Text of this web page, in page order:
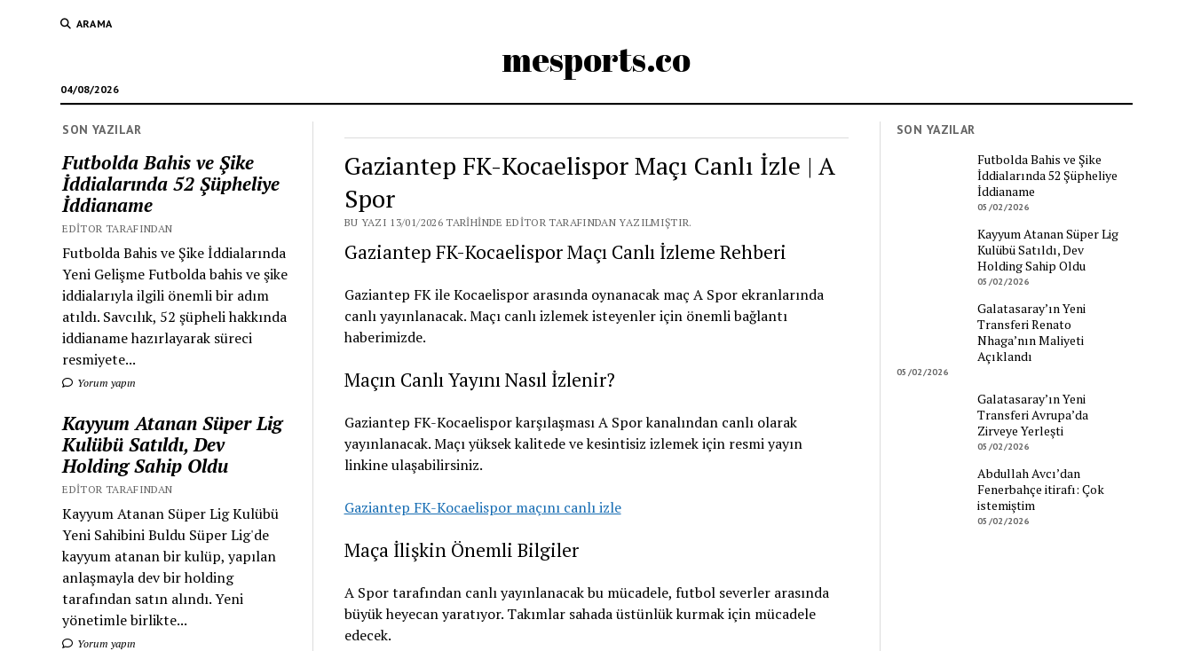
ARAMA
mesports.co
04/08/2026
SON YAZILAR
Futbolda Bahis ve Şike
İddialarında 52 Şüpheliye
İddianame
EDITOR TARAFINDAN
Futbolda Bahis ve Şike İddialarında
Yeni Gelişme Futbolda bahis ve şike
iddialarıyla ilgili önemli bir adım
atıldı. Savcılık, 52 şüpheli hakkında
iddianame hazırlayarak süreci
resmiyete...
Yorum yapın
Kayyum Atanan Süper Lig
Kulübü Satıldı, Dev
Holding Sahip Oldu
EDITOR TARAFINDAN
Kayyum Atanan Süper Lig Kulübü
Yeni Sahibini Buldu Süper Lig'de
kayyum atanan bir kulüp, yapılan
anlaşmayla dev bir holding
tarafından satın alındı. Yeni
yönetimle birlikte...
Yorum yapın
Gaziantep FK-Kocaelispor Maçı Canlı İzle | A
Spor
BU YAZI 13/01/2026 TARIHINDE EDITOR TARAFINDAN YAZILMIŞTIR.
Gaziantep FK-Kocaelispor Maçı Canlı İzleme Rehberi
Gaziantep FK ile Kocaelispor arasında oynanacak maç A Spor ekranlarında
canlı yayınlanacak. Maçı canlı izlemek isteyenler için önemli bağlantı
haberimizde.
Maçın Canlı Yayını Nasıl İzlenir?
Gaziantep FK-Kocaelispor karşılaşması A Spor kanalından canlı olarak
yayınlanacak. Maçı yüksek kalitede ve kesintisiz izlemek için resmi yayın
linkine ulaşabilirsiniz.
Gaziantep FK-Kocaelispor maçını canlı izle
Maça İlişkin Önemli Bilgiler
A Spor tarafından canlı yayınlanacak bu mücadele, futbol severler arasında
büyük heyecan yaratıyor. Takımlar sahada üstünlük kurmak için mücadele
edecek.
SON YAZILAR
Futbolda Bahis ve Şike
İddialarında 52 Şüpheliye
İddianame
05/02/2026
Kayyum Atanan Süper Lig
Kulübü Satıldı, Dev
Holding Sahip Oldu
05/02/2026
Galatasaray’ın Yeni
Transferi Renato
Nhaga’nın Maliyeti
Açıklandı
05/02/2026
Galatasaray’ın Yeni
Transferi Avrupa’da
Zirveye Yerleşti
05/02/2026
Abdullah Avcı’dan
Fenerbahçe itirafı: Çok
istemiştim
05/02/2026